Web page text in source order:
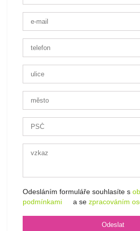
Odesláním formuláře souhlasíte s
podmínkami
a se zpracováním